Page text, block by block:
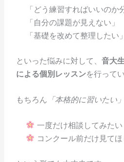
「どう練習すればいいのか
「自分の課題が見えない」
「基礎を改めて整理したい」
といった悩みに対して、 音大
による個別レッスンを行って
もちろん 「本格的に習いたい」
一度だけ相談してみたい
コンクール前だけ見て